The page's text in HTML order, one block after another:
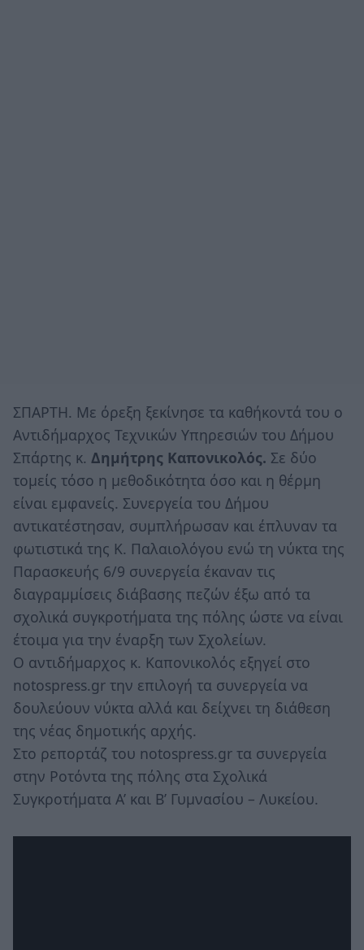
ΣΠΑΡΤΗ. Με όρεξη ξεκίνησε τα καθήκοντά του ο
Αντιδήμαρχος Τεχνικών Υπηρεσιών του Δήμου
Σπάρτης κ. Δημήτρης Καπονικολός. Σε δύο
τομείς τόσο η μεθοδικότητα όσο και η θέρμη
είναι εμφανείς. Συνεργεία του Δήμου
αντικατέστησαν, συμπλήρωσαν και έπλυναν τα
φωτιστικά της Κ. Παλαιολόγου ενώ τη νύκτα της
Παρασκευής 6/9 συνεργεία έκαναν τις
διαγραμμίσεις διάβασης πεζών έξω από τα
σχολικά συγκροτήματα της πόλης ώστε να είναι
έτοιμα για την έναρξη των Σχολείων.
Ο αντιδήμαρχος κ. Καπονικολός εξηγεί στο
notospress.gr την επιλογή τα συνεργεία να
δουλεύουν νύκτα αλλά και δείχνει τη διάθεση
της νέας δημοτικής αρχής.
Στο ρεπορτάζ του notospress.gr τα συνεργεία
στην Ροτόντα της πόλης στα Σχολικά
Συγκροτήματα Α’ και Β’ Γυμνασίου – Λυκείου.